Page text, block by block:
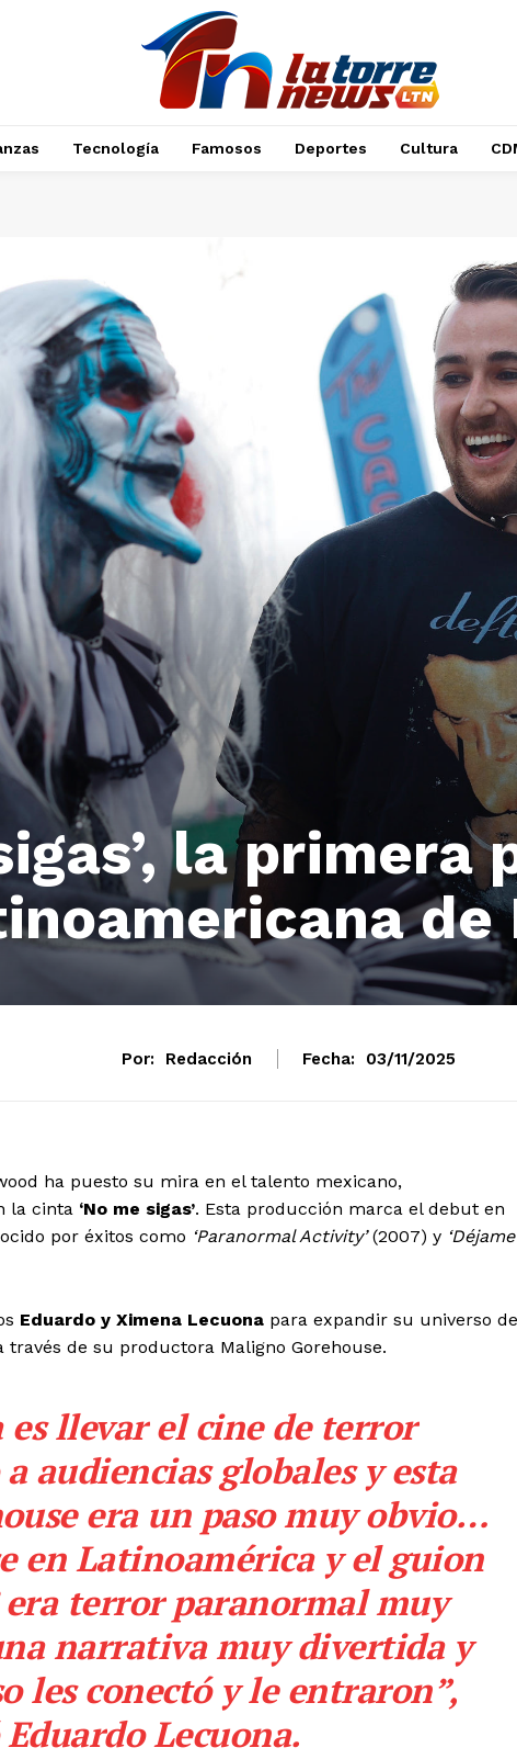
Estados
Aguascalientes
Baja California
Baja California Sur
Campeche
Chihuahua
Ciudad de México
Colima
Durango Estado de
Michoacán
Tecnología Famosos Deportes Cultura
la primera
de
Por: Redacción Fecha: 03/11/2025
ha puesto su mira en el talento mexicano,
la cinta ‘No me sigas’. Esta producción marca el debut en
por éxitos como ‘Paranormal Activity’(2007) y ‘Déjame
Eduardo y Ximena Lecuona para expandir su universo de
de su productora Maligno Gorehouse.
es llevar el cine de terror
audiencias globales y esta
era un paso muy obvio…
en Latinoamérica y el guion
era terror paranormal muy
narrativa muy divertida y
les conectó y le entraron”,
Lecuona.